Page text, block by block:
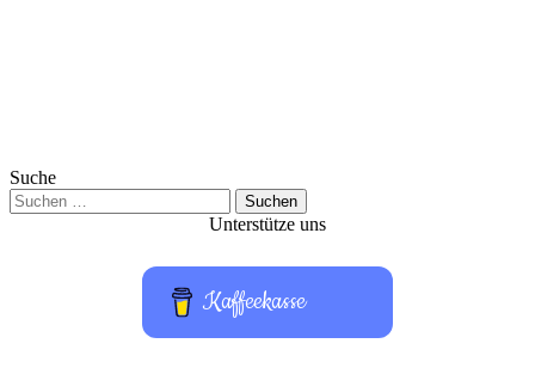
Suche
Suchen
nach:
Unterstütze uns
Kaffeekasse